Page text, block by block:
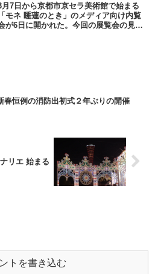
月7日から京都市京セラ美術館で始まる
「モネ 睡蓮のとき」のメディア向け内覧
が6日に開かれた。今回の展覧会の見ど
春恒例の消防出初式２年ぶりの開催
リエ 始まる
トを書き込む